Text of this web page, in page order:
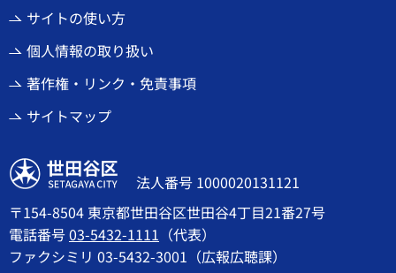
サイトの使い方
個人情報の取り扱い
著作権・リンク・免責事項
サイトマップ
世田谷区
法人番号 1000020131121
〒154-8504 東京都世田谷区世田谷4丁目21番27号
電話番号03-5432-1111 （代表）
ファクシミリ 03-5432-3001（広報広聴課）